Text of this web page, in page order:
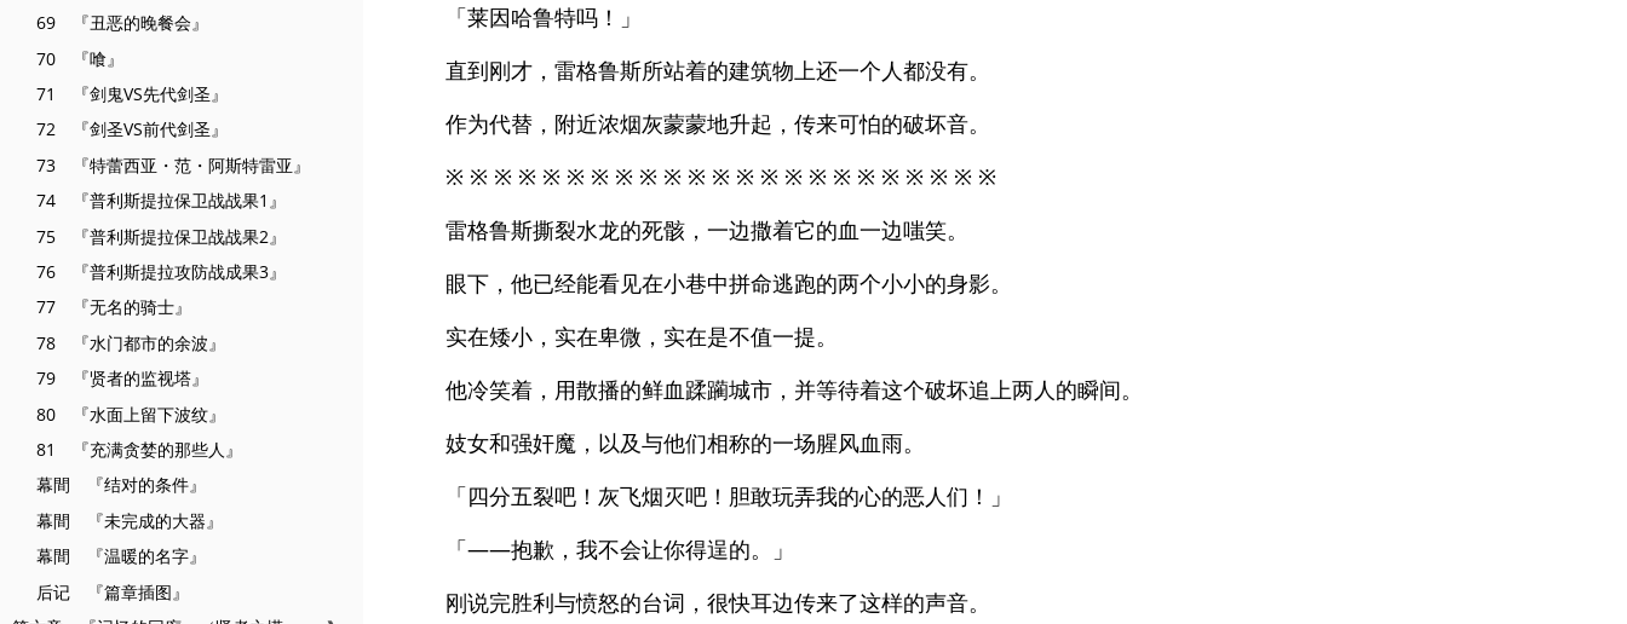
69 『丑恶的晚餐会』
70 『喰』
71 『剑鬼VS先代剑圣』
72 『剑圣VS前代剑圣』
73 『特蕾西亚・范・阿斯特雷亚』
74 『普利斯提拉保卫战战果1』
75 『普利斯提拉保卫战战果2』
76 『普利斯提拉攻防战成果3』
77 『无名的骑士』
78 『水门都市的余波』
79 『贤者的监视塔』
80 『水面上留下波纹』
81 『充满贪婪的那些人』
幕間 『结对的条件』
幕間 『未完成的大器』
幕間 『温暖的名字』
后记 『篇章插图』
「莱因哈鲁特吗！」
直到刚才，雷格鲁斯所站着的建筑物上还一个人都没有。
作为代替，附近浓烟灰蒙蒙地升起，传来可怕的破坏音。
※ ※ ※ ※ ※ ※ ※ ※ ※ ※ ※ ※ ※ ※ ※ ※ ※ ※ ※ ※ ※ ※ ※
雷格鲁斯撕裂水龙的死骸，一边撒着它的血一边嗤笑。
眼下，他已经能看见在小巷中拼命逃跑的两个小小的身影。
实在矮小，实在卑微，实在是不值一提。
他冷笑着，用散播的鲜血蹂躏城市，并等待着这个破坏追上两人的瞬间。
妓女和强奸魔，以及与他们相称的一场腥风血雨。
「四分五裂吧！灰飞烟灭吧！胆敢玩弄我的心的恶人们！」
「——抱歉，我不会让你得逞的。」
刚说完胜利与愤怒的台词，很快耳边传来了这样的声音。